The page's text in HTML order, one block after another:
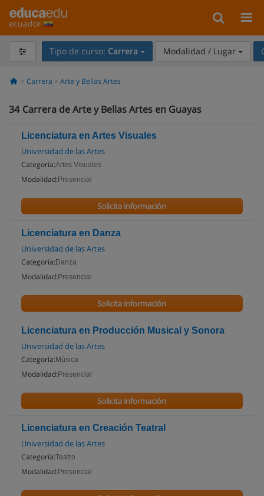
ecuador
Tipo de curso: Carrera Modalidad / Lugar
Carrera Arte y Bellas Artes
34 Carrera de Arte y Bellas Artes en Guayas
Licenciatura en Artes Visuales
Universidad de las Artes
Categoría:Artes Visuales
Modalidad: Presencial
Solicita información
Licenciatura en Danza
Universidad de las Artes
Categoría: Danza
Modalidad: Presencial
Solicita información
Licenciatura en Producción Musical y Sonora
Universidad de las Artes
Categoría: Música
Modalidad: Presencial
Solicita información
Licenciatura en Creación Teatral
Universidad de las Artes
Categoría:Teatro
Modalidad: Presencial